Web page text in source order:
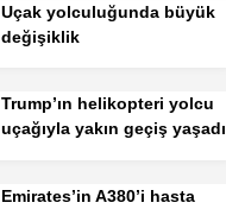
Uçak yolculuğunda büyük
değişiklik
Trump’ın helikopteri yolcu
uçağıyla yakın geçiş yaşadı
Emirates’in A380’i hasta